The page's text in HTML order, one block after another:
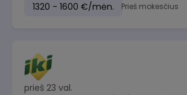
1320 - 1600 €/mėn. Prieš mokesčius
prieš 23 val.